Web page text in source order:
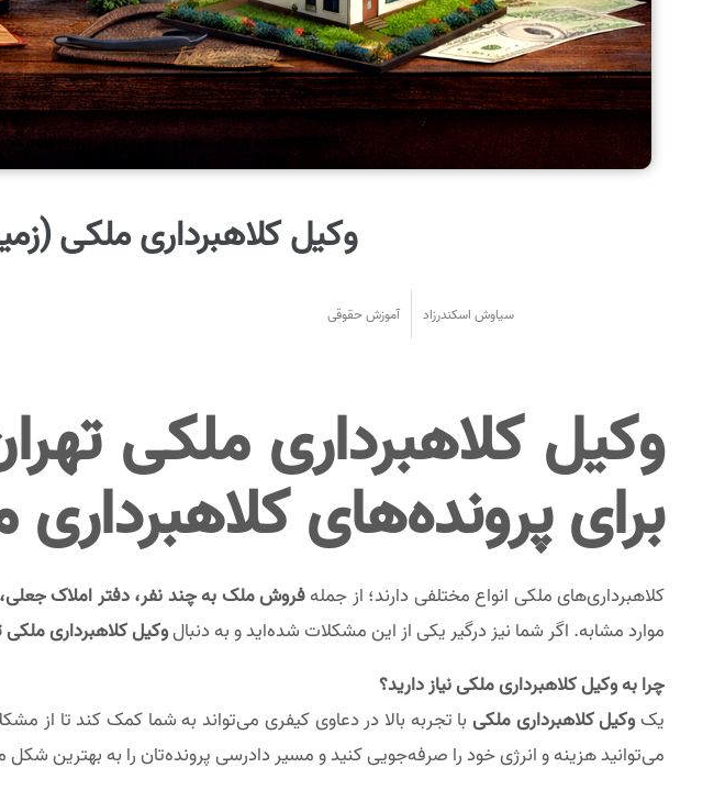
وکیل کلاهبرداری ملکی
سیاوش اسکندرزاد آموزش حقوقی
وکیل کلاهبرداری ملکی
برای پرونده‌های
کلاهبرداری‌های ملکی انواع مختلفی دارند؛ از جملهفروش ملک به چند نفر، دفتر املاک
موارد مشابه. اگر شما نیز درگیر یکی از این مشکلات شده‌اید و به دنبالوکیل کلاهبرداری ملکی
چرا به وکیل کلاهبرداری ملکی نیاز دارید؟
یکوکیل کلاهبرداری ملکی با تجربه بالا در دعاوی کیفری می‌تواند به شما کمک کند تا از
می‌توانید هزینه و انرژی خود را صرفه‌جویی کنید و مسیر دادرسی پرونده‌تان را به بهترین